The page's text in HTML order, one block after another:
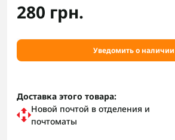
280 грн.
Уведомить о наличии
Доставка этого товара:
Новой почтой в отделения и
почтоматы